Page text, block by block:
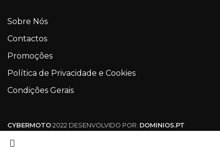
Sobre Nós
Contactos
Promoções
Política de Privacidade e Cookies
Condições Gerais
CYBERMOTO 2022 DESENVOLVIDO POR: DOMINIOS.PT